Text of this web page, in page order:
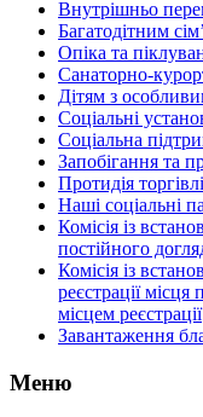
Внутрішньо
Багатодітним
Опіка та
Санаторно-
Дітям з
Соціальні
Соціальна
Запобігання та
Протидія
Наші соціальні
Комісія із
постійного
Комісія із
реєстрації
місцем реєстрації
Завантаження
Меню